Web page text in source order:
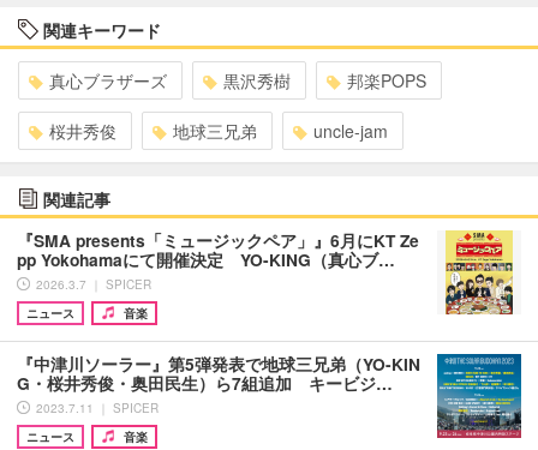
関連キーワード
真心ブラザーズ 黒沢秀樹 邦楽POPS
桜井秀俊 地球三兄弟 uncle-jam
関連記事
『SMA presents「ミュージックペア」』6月にKT Ze
pp Yokohamaにて開催決定 YO-KING（真心ブ…
2026.3.7 ｜ SPICER
ニュース
音楽
『中津川ソーラー』第5弾発表で地球三兄弟（YO-KIN
G・桜井秀俊・奥田民生）ら7組追加 キービジ…
2023.7.11 ｜ SPICER
ニュース
音楽